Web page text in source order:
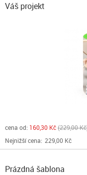
Váš projekt
cena od: 160,30 Kč 229,00 Kč
Nejnižší cena: 229,00 Kč
Prázdná šablona